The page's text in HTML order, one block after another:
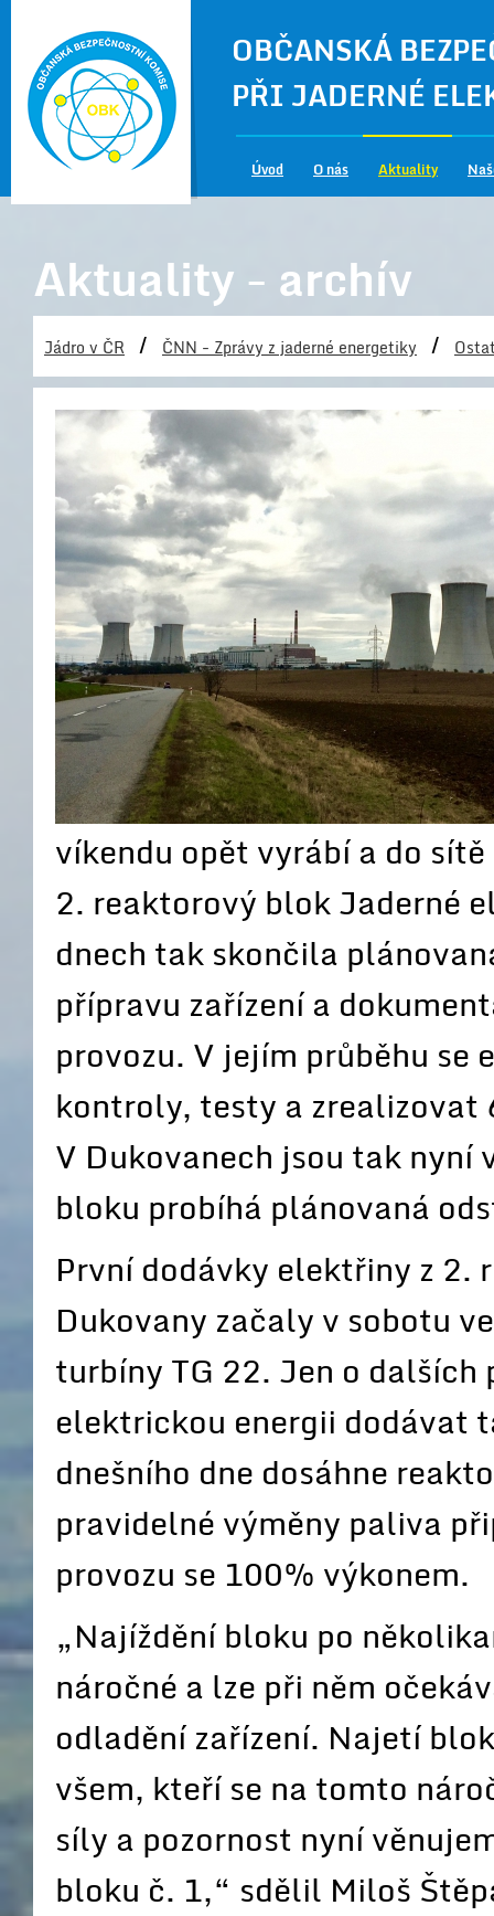
OBČANSKÁ
PŘI JADERNÉ
Úvod O nás Aktuality
Aktuality - archív
Jádro v ČR / ČNN - Zprávy z jaderné energetiky /
víkendu opět vyrábí a do
2. reaktorový blok Jaderné
dnech tak skončila
přípravu zařízení a
provozu. V jejím průběhu
kontroly, testy a zrealizovat
V Dukovanech jsou tak nyní
bloku probíhá plánovaná
První dodávky elektřiny z
Dukovany začaly v sobotu
turbíny TG 22. Jen o
elektrickou energii dodávat
dnešního dne dosáhne
pravidelné výměny paliva
provozu se 100% výkonem.
„Najíždění bloku po
náročné a lze při něm
odladění zařízení. Najetí
všem, kteří se na tomto
síly a pozornost nyní
bloku č. 1,“ sdělil Miloš